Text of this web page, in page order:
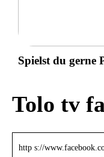
Spielst du gerne
Tolo tv
http s://